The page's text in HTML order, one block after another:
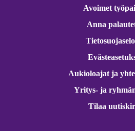
Avoimet
Anna
Aukioloajat ja
Yritys- ja
Tilaa